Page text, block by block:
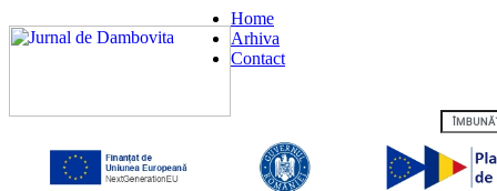
Home
Arhiva
Contact